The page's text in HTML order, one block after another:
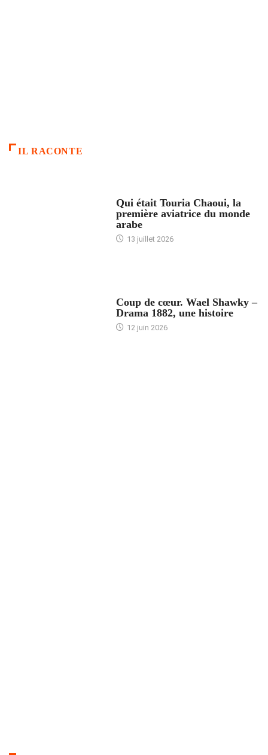
IL RACONTE
Qui était Touria Chaoui, la
première aviatrice du monde
arabe
13 juillet 2026
Coup de cœur. Wael Shawky –
Drama 1882, une histoire
12 juin 2026